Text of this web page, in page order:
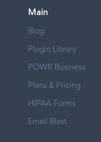
Main
Blog
Plugin Library
POWR Business
Plans & Pricing
HIPAA Forms
Email Blast